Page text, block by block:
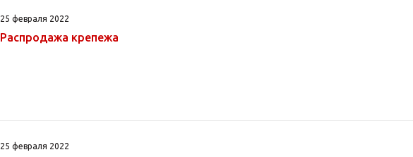
25 февраля 2022
Распродажа крепежа
25 февраля 2022